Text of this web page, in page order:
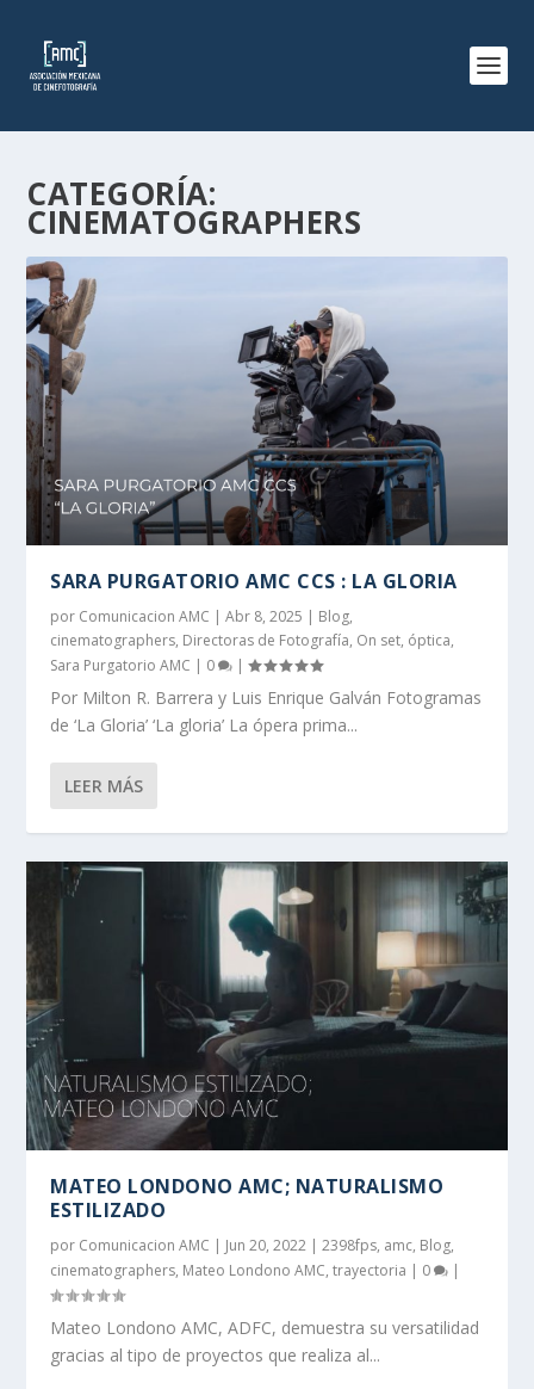
CATEGORÍA:
CINEMATOGRAPHERS
SARA PURGATORIO AMC CCS : LA GLORIA
por Comunicacion AMC |Abr 8, 2025 | Blog,
cinematographers, Directoras de Fotografía, On set, óptica,
Sara Purgatorio AMC | 0 |
Por Milton R. Barrera y Luis Enrique Galván Fotogramas
de ‘La Gloria’ ‘La gloria’ La ópera prima...
LEER MÁS
MATEO LONDONO AMC; NATURALISMO
ESTILIZADO
por Comunicacion AMC | Jun 20, 2022 |2398fps, amc, Blog,
cinematographers, Mateo Londono AMC,trayectoria | 0 |
Mateo Londono AMC, ADFC, demuestra su versatilidad
gracias al tipo de proyectos que realiza al...